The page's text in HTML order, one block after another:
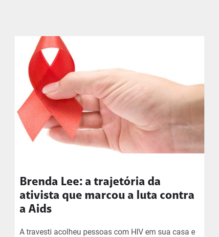
Brenda Lee: a trajetória da
ativista que marcou a luta contra
a Aids
A travesti acolheu pessoas com HIV em sua casa e